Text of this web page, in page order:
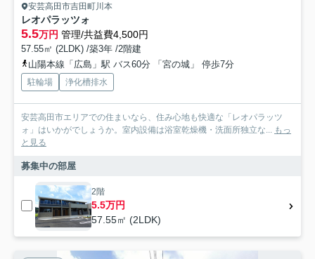
安芸高田市吉田町川本
レオパラッツォ
5.5万円 管理/共益費4,500円
57.55㎡ (2LDK) /築3年 /2階建
山陽本線「広島」駅 バス60分 「宮の城」 停歩7分
駐輪場 浄化槽排水
安芸高田市エリアでの住まいなら、住み心地も快適な「レオパラッツ
ォ」はいかがでしょうか。室内設備は浴室乾燥機・洗面所独立な... もっ
と見る
募集中の部屋
2階
5.5万円
57.55㎡ (2LDK)